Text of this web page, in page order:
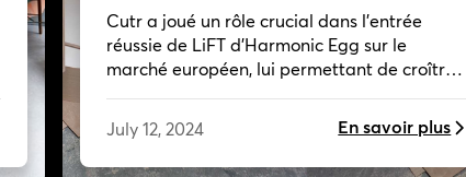
Cutr a joué un rôle crucial dans l'entrée
réussie de LiFT d'Harmonic Egg sur le
marché européen, lui permettant de croître
et de se positionner dans le secteur du bien-
être.
July 12, 2024 En savoir plus